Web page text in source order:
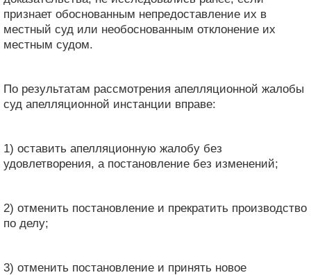
признает обоснованным непредоставление их в
местный суд или необоснованным отклонение их
местным судом.
По результатам рассмотрения апелляционной жалобы
суд апелляционной инстанции вправе:
1) оставить апелляционную жалобу без
удовлетворения, а постановление без изменений;
2) отменить постановление и прекратить производство
по делу;
3) отменить постановление и принять новое